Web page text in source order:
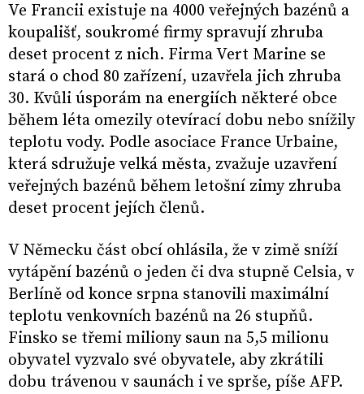
Ve Francii existuje na 4000 veřejných bazénů a
koupališť, soukromé firmy spravují zhruba
deset procent z nich. Firma Vert Marine se
stará o chod 80 zařízení, uzavřela jich zhruba
30. Kvůli úsporám na energiích některé obce
během léta omezily otevírací dobu nebo snížily
teplotu vody. Podle asociace France Urbaine,
která sdružuje velká města, zvažuje uzavření
veřejných bazénů během letošní zimy zhruba
deset procent jejích členů.
V Německu část obcí ohlásila, že v zimě sníží
vytápění bazénů o jeden či dva stupně Celsia, v
Berlíně od konce srpna stanovili maximální
teplotu venkovních bazénů na 26 stupňů.
Finsko se třemi miliony saun na 5,5 milionu
obyvatel vyzvalo své obyvatele, aby zkrátili
dobu trávenou v saunách i ve sprše, píše AFP.